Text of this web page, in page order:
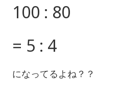
100 : 80
= 5 : 4
になってるよね？？